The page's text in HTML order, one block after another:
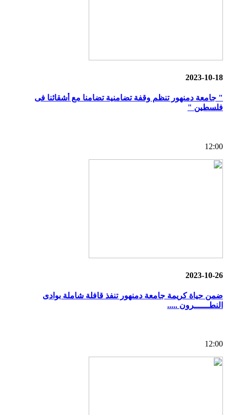
2023-10-18
" جامعة دمنهور تنظم وقفة تضامنية تضامنا مع أشقائنا فى
فلسطين "
12:00
2023-10-26
ضمن حياة كريمة جامعة دمنهور تنفذ قافلة شاملة بوادى
النطــــــرون .....
12:00